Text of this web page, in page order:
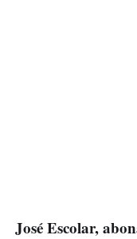
José Escolar,